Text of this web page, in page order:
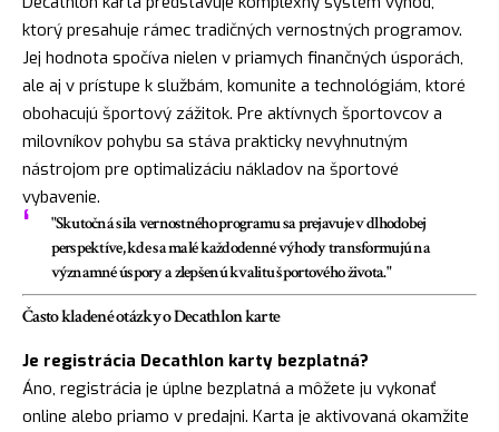
ktorý presahuje rámec tradičných vernostných programov.
Jej hodnota spočíva nielen v priamych finančných úsporách,
ale aj v prístupe k službám, komunite a technológiám, ktoré
obohacujú športový zážitok. Pre aktívnych športovcov a
milovníkov pohybu sa stáva prakticky nevyhnutným
nástrojom pre optimalizáciu nákladov na športové
vybavenie.
"Skutočná sila vernostného programu sa prejavuje v dlhodobej
perspektíve, kde sa malé každodenné výhody transformujú na
významné úspory a zlepšenú kvalitu športového života."
Často kladené otázky o Decathlon karte
Je registrácia Decathlon karty bezplatná?
Áno, registrácia je úplne bezplatná a môžete ju vykonať
online alebo priamo v predajni. Karta je aktivovaná okamžite